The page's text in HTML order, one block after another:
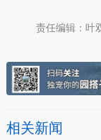
责任编辑：叶
相关新闻